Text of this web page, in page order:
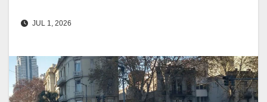
JUL 1, 2026